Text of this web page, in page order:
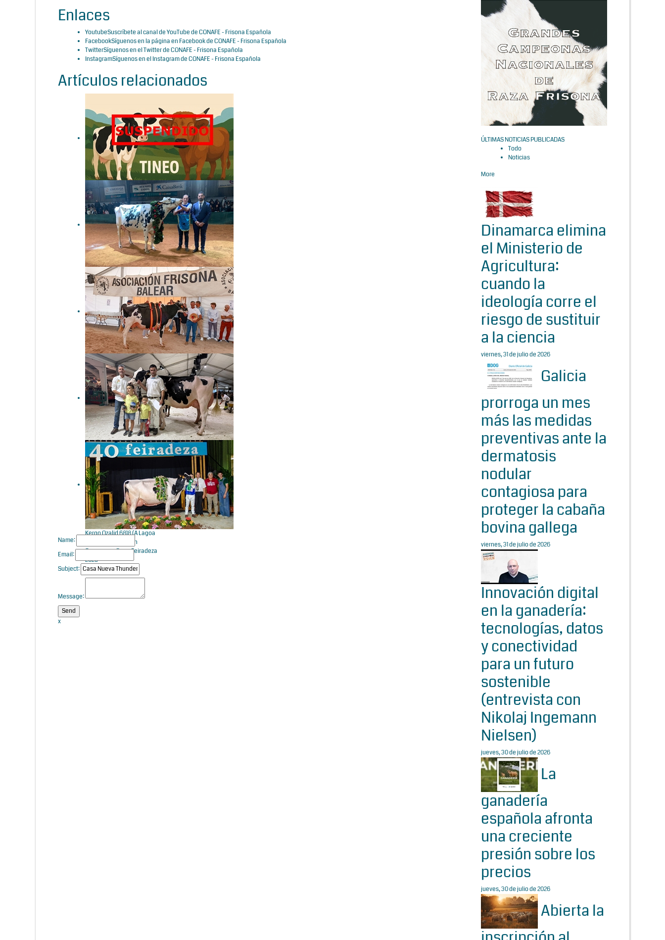
Enlaces
YoutubeSuscríbete al canal de YouTube de CONAFE - Frisona Española
FacebookSíguenos en la página en Facebook de CONAFE - Frisona Española
TwitterSíguenos en el Twitter de CONAFE - Frisona Española
InstagramSíguenos en el Instagram de CONAFE - Frisona Española
Artículos relacionados
Se suspende el Concurso de
Ganado de Tineo 2026 por
las medidas frente a la
Dermatosis Nodular
Contagiosa
Binillubet Doberman
Princesa (Binillobet), Vaca
Gran Campeona de Menorca
2026
41º Concurso Morfológico de
Ganado Vacuno de Raza
Frisona de Mallorca 2026
Venturo Delt Lambda
Margarita (Ganadería
Venturo), Vaca Gran
Campeona de Tineo 2025
Kergo Ozalid 6818 (A Lagoa
Serabel), Vaca Gran
Campeona Open Feiradeza
2025
Name:
Email:
Subject:
Message:
x
ÚLTIMAS NOTICIAS PUBLICADAS
Todo
Noticias
More
Dinamarca elimina
el Ministerio de
Agricultura:
cuando la
ideología corre el
riesgo de sustituir
a la ciencia
viernes, 31 de julio de 2026
Galicia
prorroga un mes
más las medidas
preventivas ante la
dermatosis
nodular
contagiosa para
proteger la cabaña
bovina gallega
viernes, 31 de julio de 2026
Innovación digital
en la ganadería:
tecnologías, datos
y conectividad
para un futuro
sostenible
(entrevista con
Nikolaj Ingemann
Nielsen)
jueves, 30 de julio de 2026
La
ganadería
española afronta
una creciente
presión sobre los
precios
jueves, 30 de julio de 2026
Abierta la